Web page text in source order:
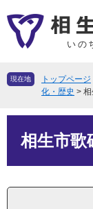
ー
先
ニ
を
へ
いの
現在地 トップページ
化・歴史 >
相生市歌